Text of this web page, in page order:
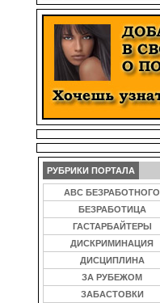
РУБРИКИ ПОРТАЛА
ABC БЕЗРАБОТНОГО
БЕЗРАБОТИЦА
ГАСТАРБАЙТЕРЫ
ДИСКРИМИНАЦИЯ
ДИСЦИПЛИНА
ЗА РУБЕЖОМ
ЗАБАСТОВКИ